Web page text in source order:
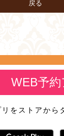
戻る
WEB予約
リをストアから